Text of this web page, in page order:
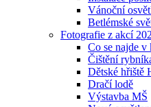
Vánoční
Betlémské
Fotografie z akcí
Co se najde v
Čištění
Dětské hřiště
Dračí lodě
Výstavba MŠ